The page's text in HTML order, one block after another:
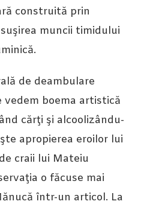
construită prin
muncii timidului
de deambulare
vedem boema artistică
cărţi şi alcoolizându-
apropierea eroilor lui
craii lui Mateiu
o făcuse mai
într-un articol. La